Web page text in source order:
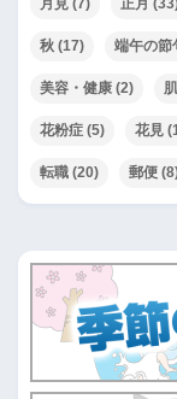
秋 (17) 端午の節
美容・健康 (2)
花粉症 (5) 花見
転職 (20) 郵便